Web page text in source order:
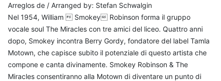
Arreglos de / Arranged by: Stefan Schwalgin
Nel 1954, William  Smokey Robinson forma il gruppo
vocale soul The Miracles con tre amici del liceo. Quattro anni
dopo, Smokey incontra Berry Gordy, fondatore del label Tamla
Motown, che capisce subito il potenziale di questo artista che
compone e canta divinamente. Smokey Robinson & The
Miracles consentiranno alla Motown di diventare un punto di